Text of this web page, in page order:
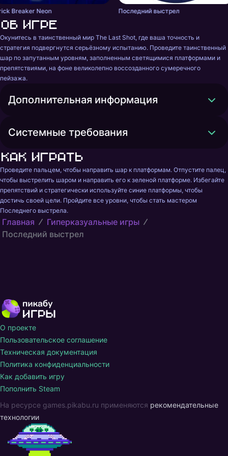
Breaker Neon Последний выстрел
Об игре
Окунитесь в таинственный мир The Last Shot, где ваша точность и
стратегия подвергнутся серьёзному испытанию. Проведите таинственный
шар по запутанным уровням, заполненным светящимися платформами и
препятствиями, на фоне великолепно воссозданного сумеречного
пейзажа.
Дополнительная информация
Системные требования
Как играть
Проведите пальцем, чтобы направить шар к платформам. Отпустите палец,
чтобы выстрелить шаром и направить его к зеленой платформе. Избегайте
препятствий и стратегически используйте синие платформы, чтобы
достичь своей цели. Пройдите все уровни, чтобы стать мастером
Последнего выстрела.
Главная
Гиперказуальные игры
Последний выстрел
О проекте
Пользовательское соглашение
Техническая документация
Политика конфиденциальности
Как добавить игру
Пополнить Steam
На ресурсе games.pikabu.ru применяются рекомендательные
технологии